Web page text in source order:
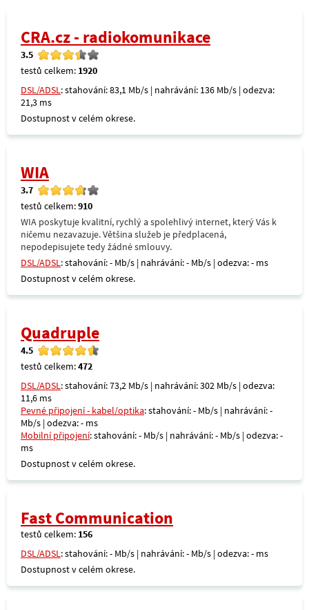
CRA.cz - radiokomunikace
3.5
testů celkem: 1920
DSL/ADSL: stahování: 83,1 Mb/s | nahrávání: 136 Mb/s | odezva:
21,3 ms
Dostupnost v celém okrese.
WIA
3.7
testů celkem:910
WIA poskytuje kvalitní, rychlý a spolehlivý internet, který Vás k
ničemu nezavazuje. Většina služeb je předplacená,
nepodepisujete tedy žádné smlouvy.
DSL/ADSL: stahování: - Mb/s | nahrávání: - Mb/s | odezva: - ms
Dostupnost v celém okrese.
Quadruple
4.5
testů celkem:472
DSL/ADSL: stahování: 73,2 Mb/s | nahrávání: 302 Mb/s | odezva:
11,6 ms
Pevné připojení - kabel/optika: stahování: - Mb/s | nahrávání: -
Mb/s | odezva: - ms
Mobilní připojení: stahování: - Mb/s | nahrávání: - Mb/s | odezva: -
ms
Dostupnost v celém okrese.
Fast Communication
testů celkem: 156
DSL/ADSL: stahování: - Mb/s | nahrávání: - Mb/s | odezva: - ms
Dostupnost v celém okrese.